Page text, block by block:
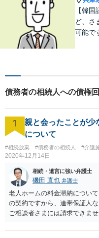
【韓
ど、さ
可能で
債務者の相続人への債権
1
親と会ったことが少
について
#相続放棄 #債務者の相続人 #介護
2020年12月14日
相続・遺言に強い弁護士
磯田 直也 弁護士
老人ホームの料金滞納につい
の契約ですから、連帯保証人
ご相談者さまには請求できま
護受給の際に扶養できないか